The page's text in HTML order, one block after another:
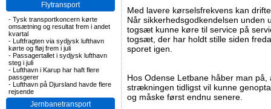
Flytransport
- Tysk transportkoncern kørte
omsætning og resultat frem i andet
kvartal
- Luftfragten via sydjysk lufthavn
kørte og fløj frem i juli
- Passagertallet i sydjysk lufthavn
steg i juli
- Lufthavn i Karup har haft flere
passgerer
- Lufthavn på Djursland havde flere
rejsende
Jernbanetransport
Med lavere kørselsfrekvens kan
Når sikkerhedsgodkendelsen unden
togsæt kunne køre til service på
togsæt, der har holdt stille siden
sporet igen.
Hos Odense Letbane håber man
strækningen tidligst vil kunne
og måske først endnu senere.